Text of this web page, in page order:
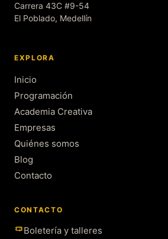
Carrera 43C #9-54
El Poblado, Medellín
EXPLORA
Inicio
Programación
Academia Creativa
Empresas
Quiénes somos
Blog
Contacto
CONTACTO
Boletería y talleres